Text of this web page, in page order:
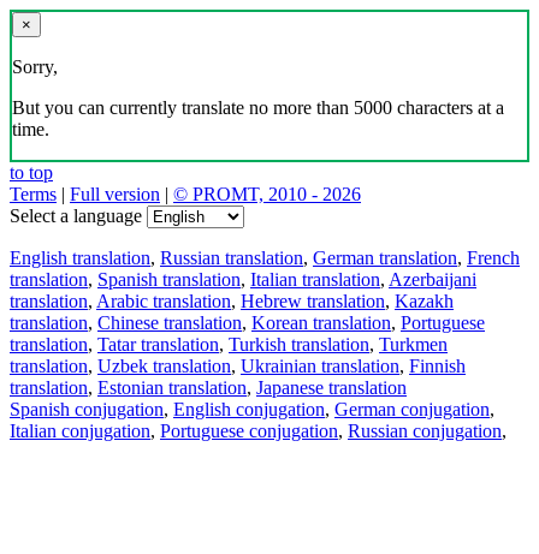
×
Sorry,
But you can currently translate no more than 5000 characters at a
time.
to top
Terms | Full version | © PROMT, 2010 - 2026
Select a language
English translation, Russian translation, German translation, French
translation, Spanish translation, Italian translation, Azerbaijani
translation, Arabic translation, Hebrew translation, Kazakh
translation, Chinese translation, Korean translation, Portuguese
translation, Tatar translation, Turkish translation, Turkmen
translation, Uzbek translation, Ukrainian translation, Finnish
translation, Estonian translation, Japanese translation
Spanish conjugation, English conjugation, German conjugation,
Italian conjugation, Portuguese conjugation, Russian conjugation,